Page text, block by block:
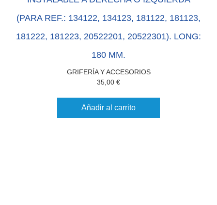
(PARA REF.: 134122, 134123, 181122, 181123,
181222, 181223, 20522201, 20522301). LONG:
180 MM.
GRIFERÍA Y ACCESORIOS
35,00 €
Añadir al carrito